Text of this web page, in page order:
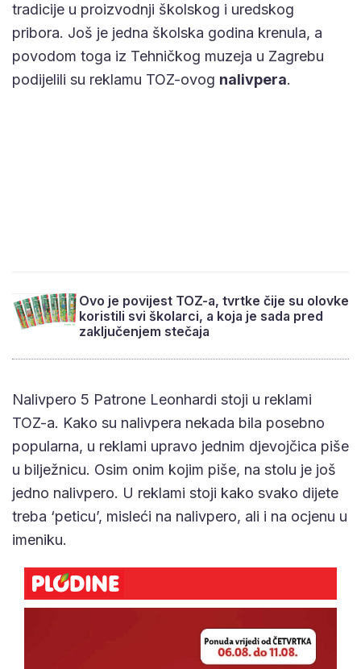
tradicije u proizvodnji školskog i uredskog
pribora. Još je jedna školska godina krenula, a
povodom toga iz Tehničkog muzeja u Zagrebu
podijelili su reklamu TOZ-ovog nalivpera.
Ovo je povijest TOZ-a, tvrtke čije su olovke
koristili svi školarci, a koja je sada pred
zaključenjem stečaja
Nalivpero 5 Patrone Leonhardi stoji u reklami
TOZ-a. Kako su nalivpera nekada bila posebno
popularna, u reklami upravo jednim djevojčica piše
u bilježnicu. Osim onim kojim piše, na stolu je još
jedno nalivpero. U reklami stoji kako svako dijete
treba ‘peticu’, misleći na nalivpero, ali i na ocjenu u
imeniku.